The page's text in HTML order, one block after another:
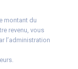
montant du
revenu, vous
l’administration